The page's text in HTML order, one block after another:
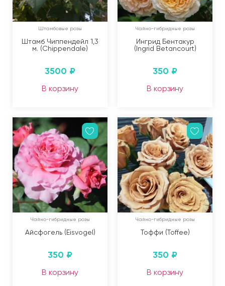
Штамбовые розы
Штамб Чиппендейл 1,3
м. (Chippendale)
3500 ₽
В корзину
Чайно-гибридные розы
Ингрид Бентакур
(Ingrid Betancourt)
350 ₽
В корзину
Чайно-гибридные розы
Айсфогель (Eisvogel)
350 ₽
В корзину
Чайно-гибридные розы
Тоффи (Toffee)
350 ₽
В корзину